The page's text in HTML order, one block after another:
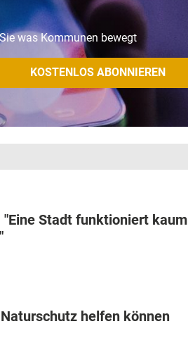
was Kommunen bewegt
Stadt funktioniert kaum
helfen können